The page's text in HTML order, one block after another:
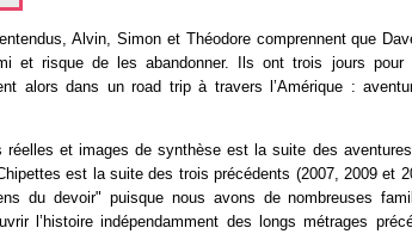
Alvin, Simon et Théodore comprennent que
et risque de les abandonner. Ils ont trois jours pour
alors dans un road trip à travers l’Amérique :
et images de synthèse est la suite des
est la suite des trois précédents (2007, 2009 et
du devoir" puisque nous avons de nombreuses
l’histoire indépendamment des longs métrages